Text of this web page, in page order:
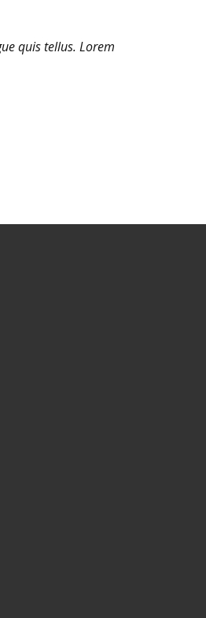
quis tellus. Lorem